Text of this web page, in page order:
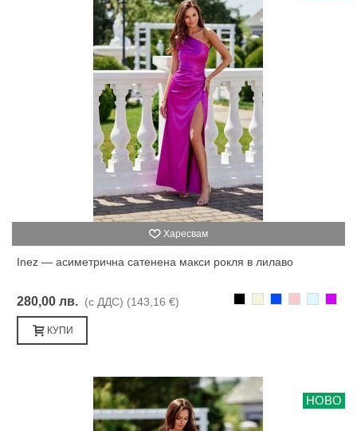
Харесвам
Inez — асиметрична сатенена макси рокля в лилаво
280,00 лв. (с ДДС) (143,16 €)
КУПИ
НОВО